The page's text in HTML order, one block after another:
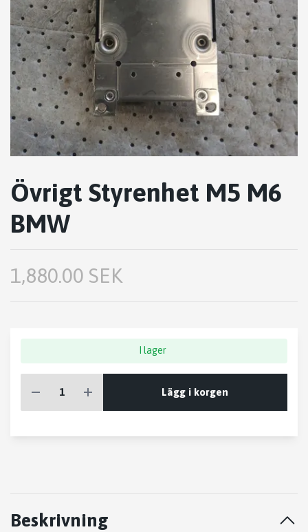
Övrigt Styrenhet M5 M6
BMW
1,880.00 SEK
I lager
Lägg i korgen
Beskrivning